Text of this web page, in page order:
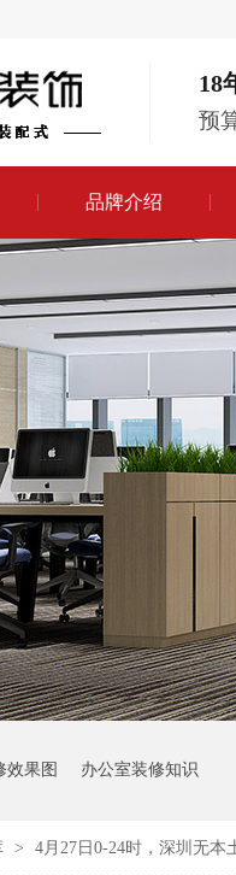
18
预
品牌介绍
效果图 办公室装修知识
> 4月27日0-24时，深圳无